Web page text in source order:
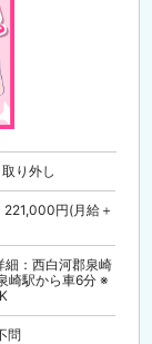
り外し
円(月給＋
細：西白河郡泉崎
崎駅から車6分 ※
問